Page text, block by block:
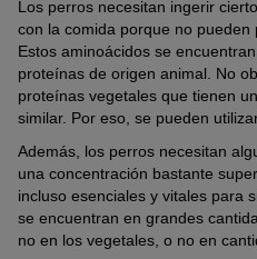
Los perros necesitan ingerir
con la comida porque no pueden
Estos aminoácidos se
proteínas de origen animal. No
proteínas vegetales que tienen
similar. Por eso, se pueden
Además, los perros necesitan
una concentración bastante
incluso esenciales y vitales para
se encuentran en grandes
no en los vegetales, o no en